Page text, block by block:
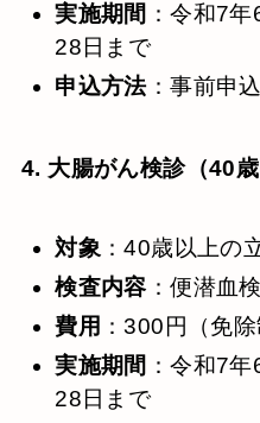
実施期間 ：​令和7
28日まで
申込方法：​事前申
4. 大腸がん検診（40歳
対象：​40歳以上の
検査内容 ：​便潜血
費用 ：​300円（免除
実施期間 ：​令和7
28日まで